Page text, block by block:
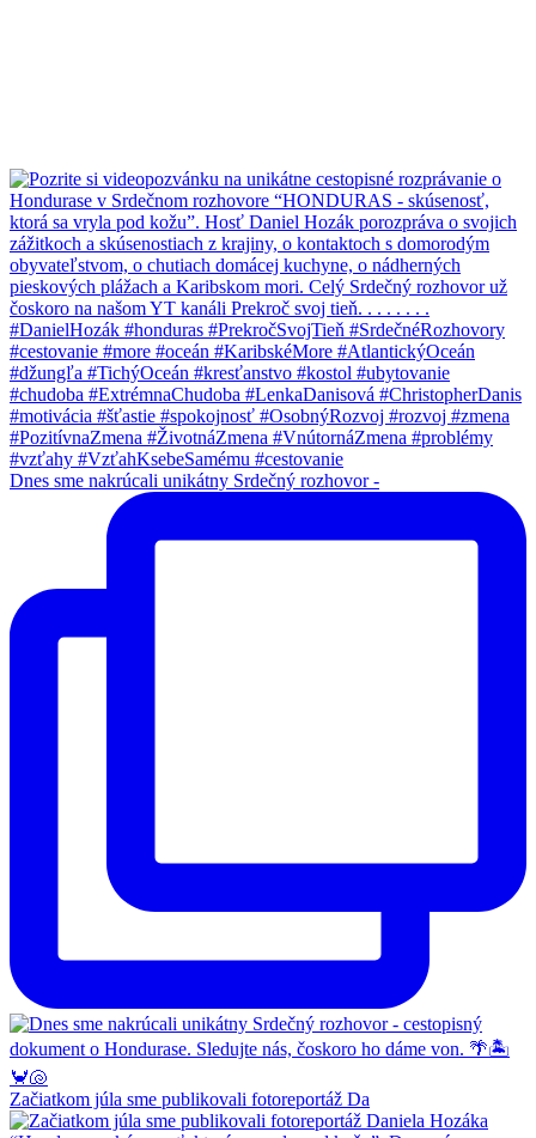
Dnes sme nakrúcali unikátny Srdečný rozhovor -
Začiatkom júla sme publikovali fotoreportáž Da